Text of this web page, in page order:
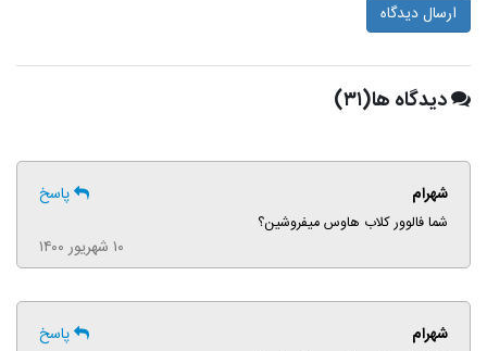
ارسال دیدگاه
دیدگاه ها(۳۱)
شهرام پاسخ
شما فالوور کلاب هاوس میفروشین؟
۱۰ شهریور ۱۴۰۰
شهرام پاسخ